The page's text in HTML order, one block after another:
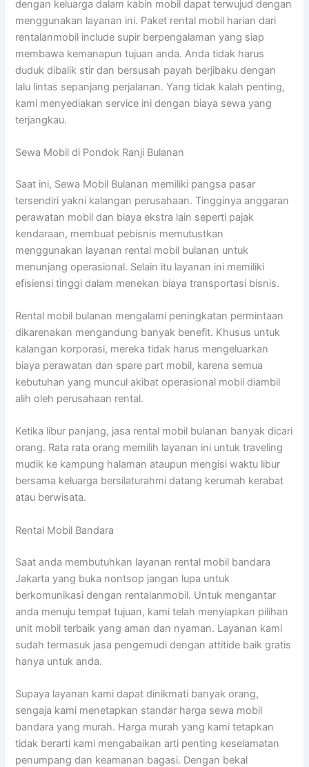
dengan keluarga dalam kabin mobil dapat terwujud dengan
menggunakan layanan ini. Paket rental mobil harian dari
rentalanmobil include supir berpengalaman yang siap
membawa kemanapun tujuan anda. Anda tidak harus
duduk dibalik stir dan bersusah payah berjibaku dengan
lalu lintas sepanjang perjalanan. Yang tidak kalah penting,
kami menyediakan service ini dengan biaya sewa yang
terjangkau.
Sewa Mobil di Pondok Ranji Bulanan
Saat ini, Sewa Mobil Bulanan memiliki pangsa pasar
tersendiri yakni kalangan perusahaan. Tingginya anggaran
perawatan mobil dan biaya ekstra lain seperti pajak
kendaraan, membuat pebisnis memutustkan
menggunakan layanan rental mobil bulanan untuk
menunjang operasional. Selain itu layanan ini memiliki
efisiensi tinggi dalam menekan biaya transportasi bisnis.
Rental mobil bulanan mengalami peningkatan permintaan
dikarenakan mengandung banyak benefit. Khusus untuk
kalangan korporasi, mereka tidak harus mengeluarkan
biaya perawatan dan spare part mobil, karena semua
kebutuhan yang muncul akibat operasional mobil diambil
alih oleh perusahaan rental.
Ketika libur panjang, jasa rental mobil bulanan banyak dicari
orang. Rata rata orang memilih layanan ini untuk traveling
mudik ke kampung halaman ataupun mengisi waktu libur
bersama keluarga bersilaturahmi datang kerumah kerabat
atau berwisata.
Rental Mobil Bandara
Saat anda membutuhkan layanan rental mobil bandara
Jakarta yang buka nontsop jangan lupa untuk
berkomunikasi dengan rentalanmobil. Untuk mengantar
anda menuju tempat tujuan, kami telah menyiapkan pilihan
unit mobil terbaik yang aman dan nyaman. Layanan kami
sudah termasuk jasa pengemudi dengan attitide baik gratis
hanya untuk anda.
Supaya layanan kami dapat dinikmati banyak orang,
sengaja kami menetapkan standar harga sewa mobil
bandara yang murah. Harga murah yang kami tetapkan
tidak berarti kami mengabaikan arti penting keselamatan
penumpang dan keamanan bagasi. Dengan bekal